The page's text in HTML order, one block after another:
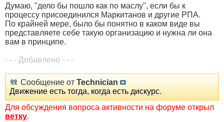
Думаю, "дело бы пошло как по маслу", если бы к
процессу присоединился Маркитанов и другие РПА.
По крайней мере, было бы понятно в каком виде вы
представляете себе такую организацию и нужна ли она
вам в принципе.
- - - Добавлено - - -
Сообщение от Technician
Движение есть тогда, когда есть дискурс.
Для обсуждения вопроса активности на форуме открыл
ветку.